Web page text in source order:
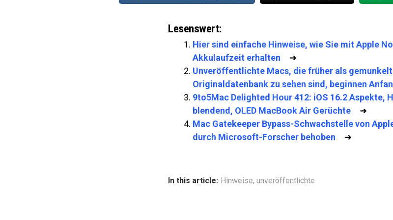
Lesenswert:
Hier sind einfache Hinweise, wie Sie mit Apple
Akkulaufzeit erhalten ➜
Unveröffentlichte Macs, die früher als
Originaldatenbank zu sehen sind, beginnen
9to5Mac Delighted Hour 412: iOS 16.2 Aspekte,
blendend, OLED MacBook Air Gerüchte ➜
Mac Gatekeeper Bypass-Schwachstelle von
durch Microsoft-Forscher behoben ➜
In this article: Hinweise, unveröffentlichte